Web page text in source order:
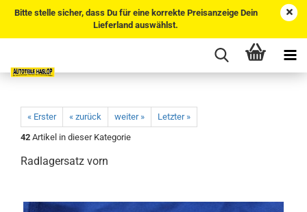
Bitte stelle sicher, dass Du für eine korrekte Preisanzeige Dein
Lieferland auswählst.
« Erster « zurück weiter »
Letzter »
42 Artikel in dieser Kategorie
Radlagersatz vorn